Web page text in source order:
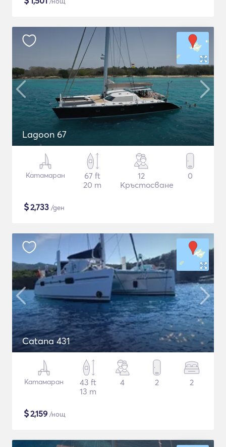
Lagoon 67
Катамаран
67 ft
20 m
12
Кръстосване
0
$2,733 /ден
Catana 431
Катамаран
43 ft
13 m
4 2 2
$2,159 /нощ